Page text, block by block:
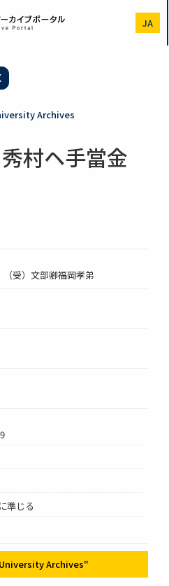
JA
Archives
村ヘ手當金
受）文部卿福岡孝弟
準じる
Archives"